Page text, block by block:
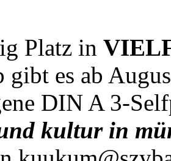
Platz in
gibt es ab
DIN A 3-
kultur in